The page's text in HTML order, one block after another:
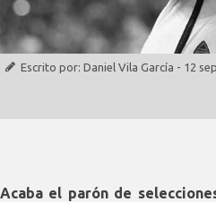
Escrito por: Daniel Vila García - 12
Acaba el parón de